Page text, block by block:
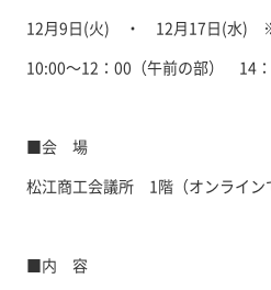
12月9日(火) ・ 12月17日(水) ※
10:00～12：00（午前の部） 14：
■会 場
松江商工会議所 1階（オンライン
■内 容